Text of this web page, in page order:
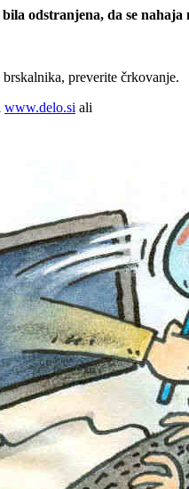
odstranjena, da se
preverite črkovanje.
www.delo.si ali